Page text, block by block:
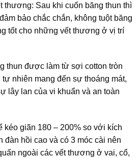
thương: Sau khi cuốn băng thun thì
bảo chắc chắn, không tuột băng
tốt cho những vết thương ở vị trí
thun được làm từ sợi cotton tròn
nhiên mang đến sự thoáng mát,
lây lan của vi khuẩn và an toàn
kéo giãn 180 – 200% so với kích
đàn hồi cao và có 3 móc cài nên
ngoài các vết thương ở vai, cổ,